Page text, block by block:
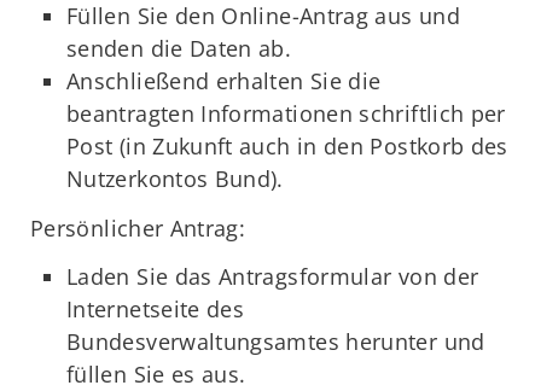
Füllen Sie den Online-Antrag aus und
senden die Daten ab.
Anschließend erhalten Sie die
beantragten Informationen schriftlich per
Post (in Zukunft auch in den Postkorb des
Nutzerkontos Bund).
Persönlicher Antrag:
Laden Sie das Antragsformular von der
Internetseite des
Bundesverwaltungsamtes herunter und
füllen Sie es aus.